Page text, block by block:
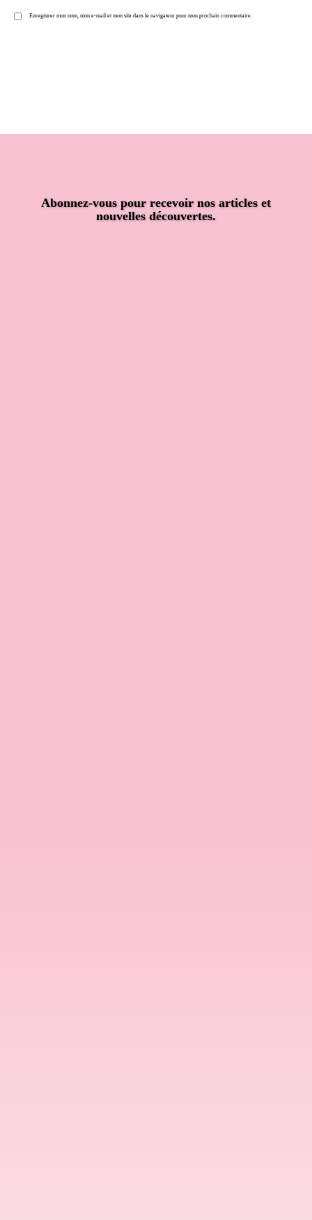
Enregistrer mon nom, mon e-mail et mon site dans le navigateur pour mon prochain commentaire.
Abonnez-vous pour recevoir nos articles et
nouvelles découvertes.